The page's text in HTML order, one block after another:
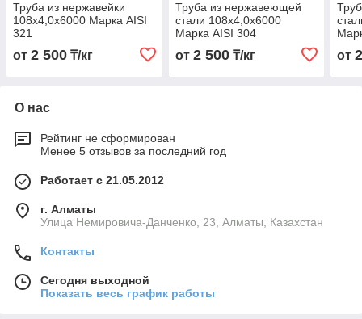
Труба из нержавейки
108х4,0х6000 Марка AISI
321
от 2 500 ₸/кг
Труба из нержавеющей
стали 108х4,0х6000
Марка AISI 304
от 2 500₸/кг от
О нас
Рейтинг не сформирован
Менее 5 отзывов за последний год
Работает с 21.05.2012
г. Алматы
Улица Немировича-Данченко, 23, Алматы, Казахстан
Контакты
Сегодня выходной
Показать весь график работы